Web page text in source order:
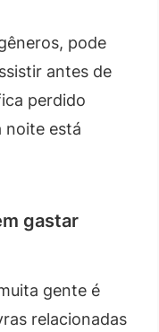
pode
antes de
perdido
noite está
gastar
gente é
relacionadas